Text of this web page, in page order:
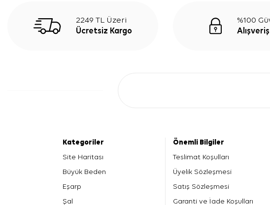
2249 TL Üzeri
Ücretsiz Kargo
%100
Alışveriş
Kategoriler
Site Haritası
Büyük Beden
Eşarp
Şal
Önemli Bilgiler
Teslimat Koşulları
Üyelik Sözleşmesi
Satış Sözleşmesi
Garanti ve İade Koşulları